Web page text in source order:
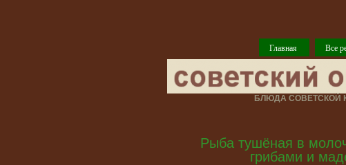
Главная Все
БЛЮДА СОВЕТСКОЙ
Рыба тушёная в
грибами и